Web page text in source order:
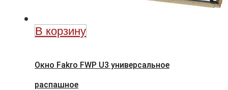
В корзину
Окно Fakro FWP U3 универсальное
распашное